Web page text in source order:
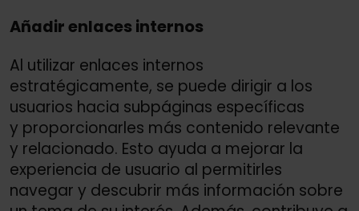
Añadir enlaces internos
Al utilizar enlaces internos
estratégicamente, se puede dirigir a los
usuarios hacia subpáginas específicas
y proporcionarles más contenido relevante
y relacionado. Esto ayuda a mejorar la
experiencia de usuario al permitirles
navegar y descubrir más información sobre